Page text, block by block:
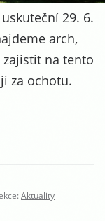
29. 6.
arch,
na tento
za ochotu.
Aktuality